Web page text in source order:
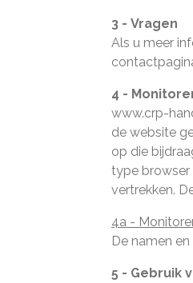
3 - Vragen
Als u meer
4 -
www.crp-
de website
op die
type browser
vertrekken.
4a -
De namen
5 - Gebruik